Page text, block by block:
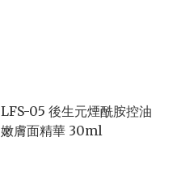
LFS-05 後生元煙酰胺控油
嫩膚面精華 30ml